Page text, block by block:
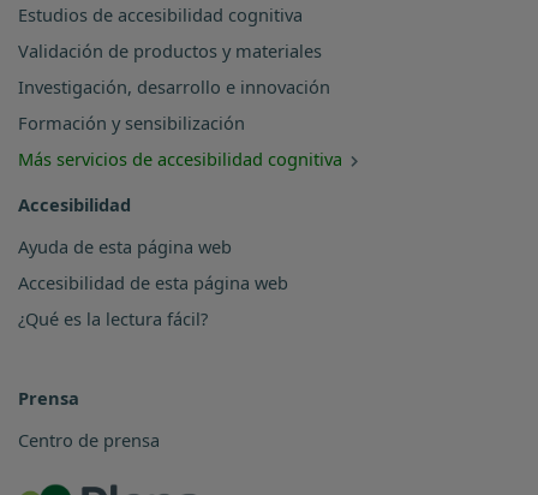
Estudios de accesibilidad cognitiva
Validación de productos y materiales
Investigación, desarrollo e innovación
Formación y sensibilización
Más servicios de accesibilidad cognitiva
Accesibilidad
Ayuda de esta página web
Accesibilidad de esta página web
¿Qué es la lectura fácil?
Prensa
Centro de prensa